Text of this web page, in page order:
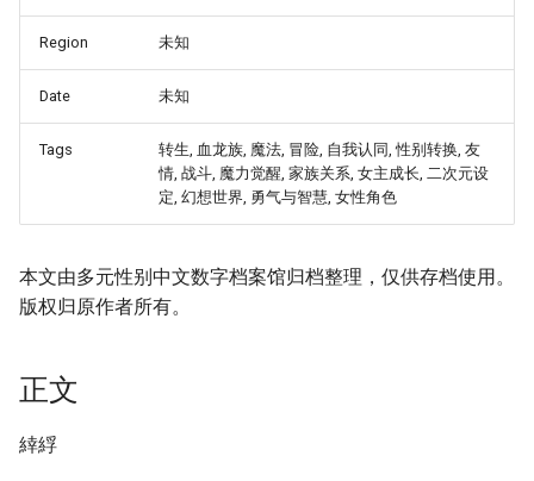
Region 未知
Date 未知
Tags
转生, 血龙族, 魔法, 冒险, 自我认同, 性别转换, 友
情, 战斗, 魔力觉醒, 家族关系, 女主成长, 二次元设
定, 幻想世界, 勇气与智慧, 女性角色
本文由多元性别中文数字档案馆归档整理，仅供存档使用。
版权归原作者所有。
正文
緈綒